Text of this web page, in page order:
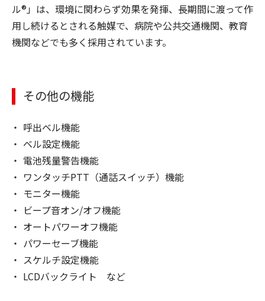
ル®」は、環境に関わらず効果を発揮、長期間に渡って作
用し続けるとされる触媒で、病院や公共交通機関、教育
機関などでも多く採用されています。
その他の機能
呼出ベル機能
ベル設定機能
電池残量警告機能
ワンタッチPTT（通話スイッチ）機能
モニター機能
ビープ音オン/オフ機能
オートパワーオフ機能
パワーセーブ機能
スケルチ設定機能
LCDバックライト など